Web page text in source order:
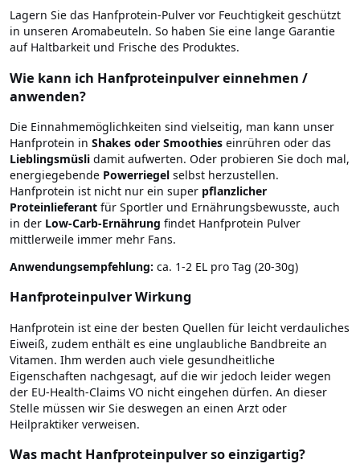
Lagern Sie das Hanfprotein-Pulver vor Feuchtigkeit geschützt
in unseren Aromabeuteln. So haben Sie eine lange Garantie
auf Haltbarkeit und Frische des Produktes.
Wie kann ich Hanfproteinpulver einnehmen /
anwenden?
Die Einnahmemöglichkeiten sind vielseitig, man kann unser
Hanfprotein in Shakes oder Smoothies einrühren oder das
Lieblingsmüsli damit aufwerten. Oder probieren Sie doch mal,
energiegebende Powerriegel selbst herzustellen.
Hanfprotein ist nicht nur ein super pflanzlicher
Proteinlieferant für Sportler und Ernährungsbewusste, auch
in der Low-Carb-Ernährung findet Hanfprotein Pulver
mittlerweile immer mehr Fans.
Anwendungsempfehlung: ca. 1-2 EL pro Tag (20-30g)
Hanfproteinpulver Wirkung
Hanfprotein ist eine der besten Quellen für leicht verdauliches
Eiweiß, zudem enthält es eine unglaubliche Bandbreite an
Vitamen. Ihm werden auch viele gesundheitliche
Eigenschaften nachgesagt, auf die wir jedoch leider wegen
der EU-Health-Claims VO nicht eingehen dürfen. An dieser
Stelle müssen wir Sie deswegen an einen Arzt oder
Heilpraktiker verweisen.
Was macht Hanfproteinpulver so einzigartig?